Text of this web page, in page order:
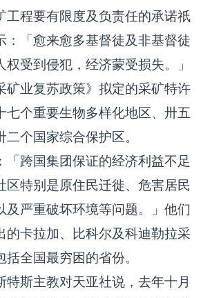
工程要有限度及负责任的承诺祇
：「愈来愈多基督徒及非基督徒
受到侵犯，经济蒙受损失。」
业复苏政策》拟定的采矿特许
七个重要生物多样化地区、卅五
个国家综合保护区。
跨国集团保证的经济利益不足
区特别是原住民迁徙、危害居民
及严重破坏环境等问题。」他们
的卡拉加、比科尔及科迪勒拉采
全国最穷困的省份。
斯主教对天亚社说，去年十月